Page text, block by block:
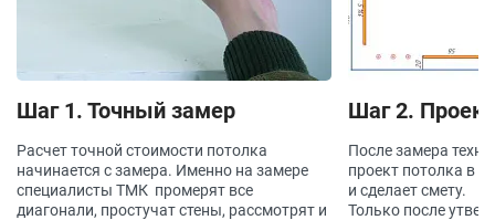
Шаг 1. Точный замер
Расчет точной стоимости потолка
начинается с замера. Именно на замере
специалисты ТМК промерят все
диагонали, простучат стены, рассмотрят и
Шаг 2. Проект
После замера
проект потолка в
и сделает смету.
Только после